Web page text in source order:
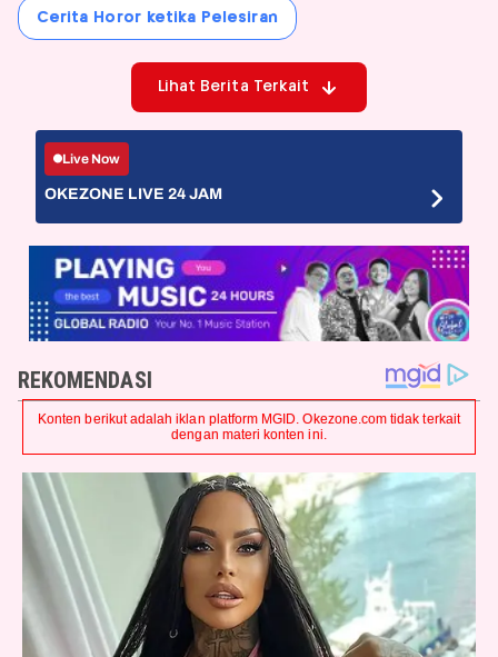
Cerita Horor ketika Pelesiran
Lihat Berita Terkait
Live Now
OKEZONE LIVE 24 JAM